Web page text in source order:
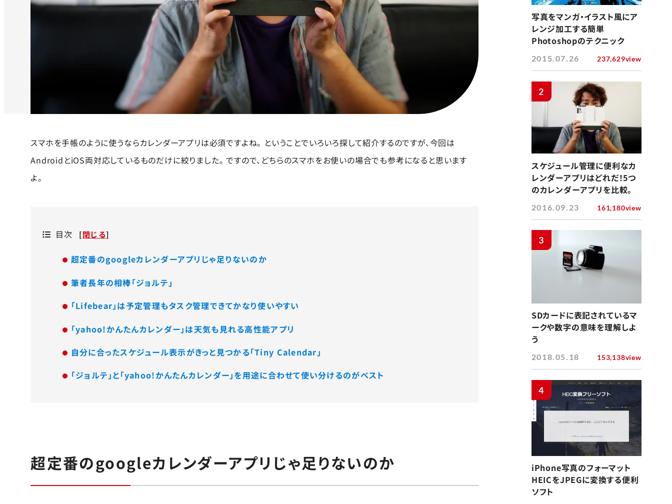
スマホを手帳のように使うならカレンダーアプリは必須ですよね。 ということでいろいろ探して紹介するのですが、今回は
AndroidとiOS両対応しているものだけに絞りました。 ですので、どちらのスマホをお使いの場合でも参考になると思います
よ。
目次 [閉じる]
超定番のgoogleカレンダーアプリじゃ足りないのか
筆者長年の相棒「ジョルテ」
「Lifebear」は予定管理もタスク管理できてかなり使いやすい
「yahoo!かんたんカレンダー」は天気も見れる高性能アプリ
自分に合ったスケジュール表示がきっと見つかる「Tiny Calendar」
「ジョルテ」と「yahoo!かんたんカレンダー」を用途に合わせて使い分けるのがベスト
超定番のgoogleカレンダーアプリじゃ足りないのか
写真をマンガ・イラスト風にア
レンジ加工する簡単
Photoshopのテクニック
2015.07.26 237,629view
2
スケジュール管理に便利なカ
レンダーアプリはどれだ！5つ
のカレンダーアプリを比較。
2016.09.23 161,180view
3
SDカードに表記されているマ
ークや数字の意味を理解しよ
う
2018.05.18 153,138view
4
iPhone写真のフォーマット
HEICをJPEGに変換する便利
ソフト